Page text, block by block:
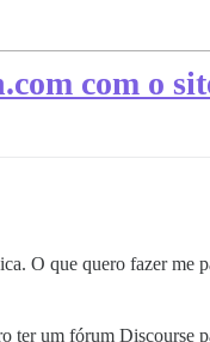
com o
O que quero fazer
ter um fórum Discourse